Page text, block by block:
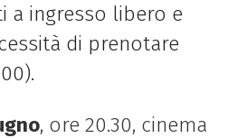
a ingresso libero e
di prenotare
, ore 20.30, cinema